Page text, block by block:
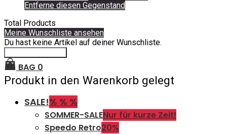
Entferne diesen Gegenstand
Total Products
Meine Wunschliste ansehen
Du hast keine Artikel auf deiner Wunschliste.
BAG 0
Produkt in den Warenkorb gelegt
SALE!% % %
SOMMER-SALENur für kurze Zeit!
Speedo Retro20%